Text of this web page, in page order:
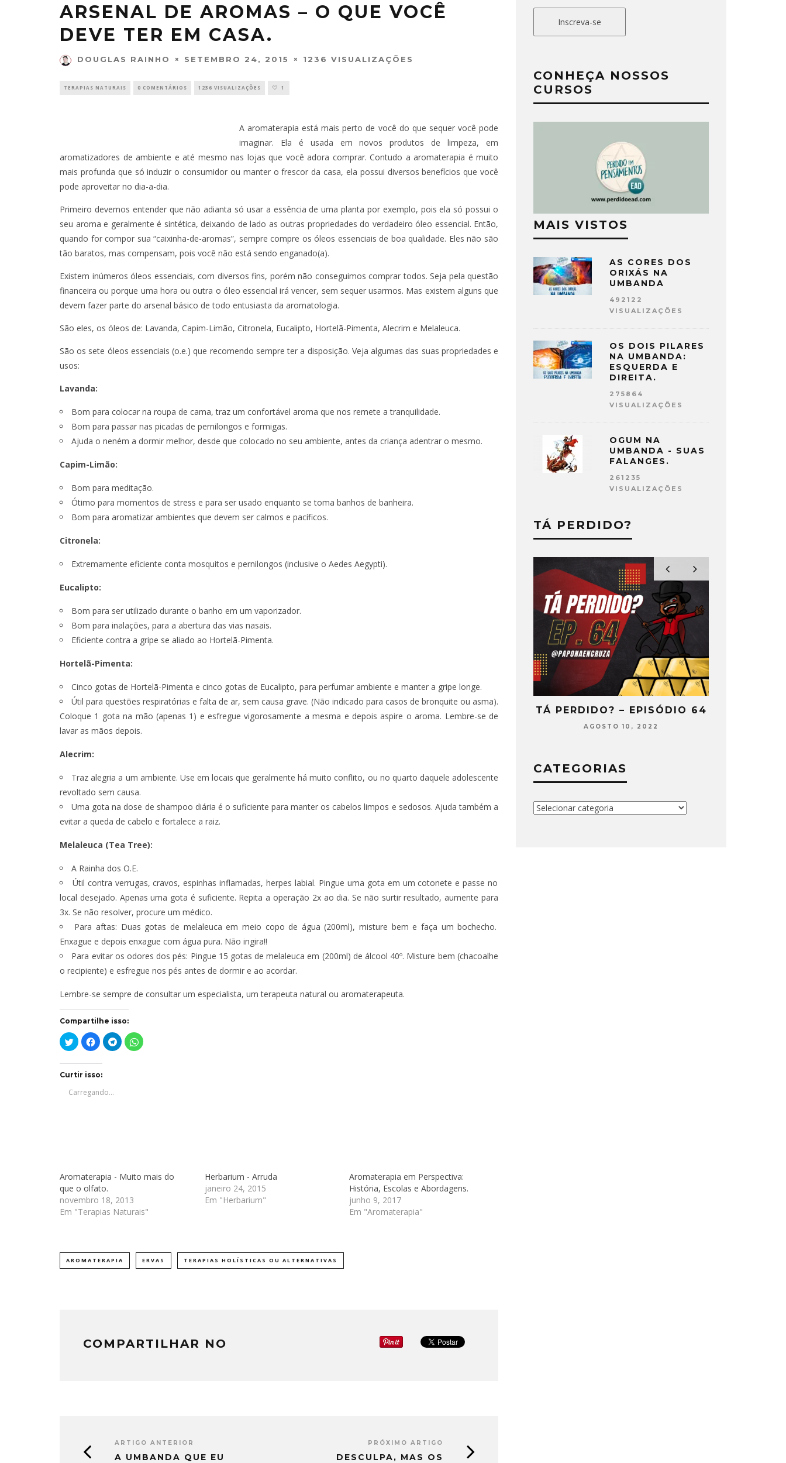
ARSENAL DE AROMAS – O QUE VOCÊ
DEVE TER EM CASA.
DOUGLAS RAINHO SETEMBRO 24, 2015 1236 VISUALIZAÇÕES
TERAPIAS NATURAIS 0 COMENTÁRIOS 1236 VISUALIZAÇÕES 1
A aromaterapia está mais perto de você do que sequer você pode
imaginar. Ela é usada em novos produtos de limpeza, em
aromatizadores de ambiente e até mesmo nas lojas que você adora comprar. Contudo a aromaterapia é muito
mais profunda que só induzir o consumidor ou manter o frescor da casa, ela possui diversos benefícios que você
pode aproveitar no dia-a-dia.
Primeiro devemos entender que não adianta só usar a essência de uma planta por exemplo, pois ela só possui o
seu aroma e geralmente é sintética, deixando de lado as outras propriedades do verdadeiro óleo essencial. Então,
quando for compor sua “caixinha-de-aromas”, sempre compre os óleos essenciais de boa qualidade. Eles não são
tão baratos, mas compensam, pois você não está sendo enganado(a).
Existem inúmeros óleos essenciais, com diversos fins, porém não conseguimos comprar todos. Seja pela questão
financeira ou porque uma hora ou outra o óleo essencial irá vencer, sem sequer usarmos. Mas existem alguns que
devem fazer parte do arsenal básico de todo entusiasta da aromatologia.
São eles, os óleos de: Lavanda, Capim-Limão, Citronela, Eucalipto, Hortelã-Pimenta, Alecrim e Melaleuca.
São os sete óleos essenciais (o.e.) que recomendo sempre ter a disposição. Veja algumas das suas propriedades e
usos:
Lavanda:
Bom para colocar na roupa de cama, traz um confortável aroma que nos remete a tranquilidade.
Bom para passar nas picadas de pernilongos e formigas.
Ajuda o neném a dormir melhor, desde que colocado no seu ambiente, antes da criança adentrar o mesmo.
Capim-Limão:
Bom para meditação.
Ótimo para momentos de stress e para ser usado enquanto se toma banhos de banheira.
Bom para aromatizar ambientes que devem ser calmos e pacíficos.
Citronela:
Extremamente eficiente conta mosquitos e pernilongos (inclusive o Aedes Aegypti).
Eucalipto:
Bom para ser utilizado durante o banho em um vaporizador.
Bom para inalações, para a abertura das vias nasais.
Eficiente contra a gripe se aliado ao Hortelã-Pimenta.
Hortelã-Pimenta:
Cinco gotas de Hortelã-Pimenta e cinco gotas de Eucalipto, para perfumar ambiente e manter a gripe longe.
Útil para questões respiratórias e falta de ar, sem causa grave. (Não indicado para casos de bronquite ou asma).
Coloque 1 gota na mão (apenas 1) e esfregue vigorosamente a mesma e depois aspire o aroma. Lembre-se de
lavar as mãos depois.
Alecrim:
Traz alegria a um ambiente. Use em locais que geralmente há muito conflito, ou no quarto daquele adolescente
revoltado sem causa.
Uma gota na dose de shampoo diária é o suficiente para manter os cabelos limpos e sedosos. Ajuda também a
evitar a queda de cabelo e fortalece a raiz.
Melaleuca (Tea Tree):
A Rainha dos O.E.
Útil contra verrugas, cravos, espinhas inflamadas, herpes labial. Pingue uma gota em um cotonete e passe no
local desejado. Apenas uma gota é suficiente. Repita a operação 2x ao dia. Se não surtir resultado, aumente para
3x. Se não resolver, procure um médico.
Para aftas: Duas gotas de melaleuca em meio copo de água (200ml), misture bem e faça um bochecho.
Enxague e depois enxague com água pura. Não ingira!!
Para evitar os odores dos pés: Pingue 15 gotas de melaleuca em (200ml) de álcool 40º. Misture bem (chacoalhe
o recipiente) e esfregue nos pés antes de dormir e ao acordar.
Lembre-se sempre de consultar um especialista, umterapeuta natural ou aromaterapeuta.
Compartilhe isso:
Clique
para
compartilhar
em
janela)
Clique
para
compartilhar
em
janela)
Clique
para
compartilhar
Clique
para
Curtir isso:
Carregando...
Aromaterapia - Muito mais do
que o olfato.
novembro 18, 2013
Em "Terapias Naturais"
Herbarium - Arruda
janeiro 24, 2015
Em "Herbarium"
Aromaterapia em Perspectiva:
História, Escolas e Abordagens.
junho 9, 2017
Em "Aromaterapia"
AROMATERAPIA ERVAS TERAPIAS HOLÍSTICAS OU ALTERNATIVAS
COMPARTILHAR NO
ARTIGO ANTERIOR
A UMBANDA QUE EU
PRÓXIMO ARTIGO
DESCULPA, MAS OS
Inscreva-se
CONHEÇA NOSSOS
CURSOS
MAIS VISTOS
AS CORES DOS
ORIXÁS NA
UMBANDA
492122
VISUALIZAÇÕES
OS DOIS PILARES
NA UMBANDA:
ESQUERDA E
DIREITA.
275864
VISUALIZAÇÕES
OGUM NA
UMBANDA - SUAS
FALANGES.
261235
VISUALIZAÇÕES
TÁ PERDIDO?
TÁ PERDIDO? – EPISÓDIO 62
JUNHO 25, 2022
TÁ PERDIDO? – EPISÓDIO 66 TÁ PERDIDO? – EPISÓDIO 65 TÁ PERDIDO? – EPISÓDIO 64
AGOSTO 10, 2022
CATEGORIAS
Categorias